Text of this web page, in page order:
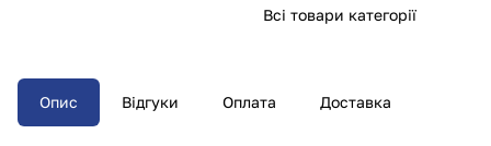
Всі товари категорії
Опис Відгуки Оплата Доставка